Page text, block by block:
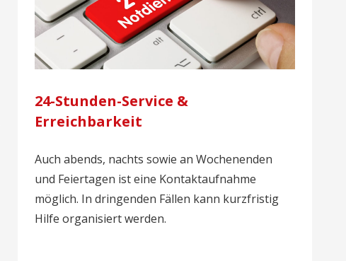
24-Stunden-Service &
Erreichbarkeit
Auch abends, nachts sowie an Wochenenden
und Feiertagen ist eine Kontaktaufnahme
möglich. In dringenden Fällen kann kurzfristig
Hilfe organisiert werden.